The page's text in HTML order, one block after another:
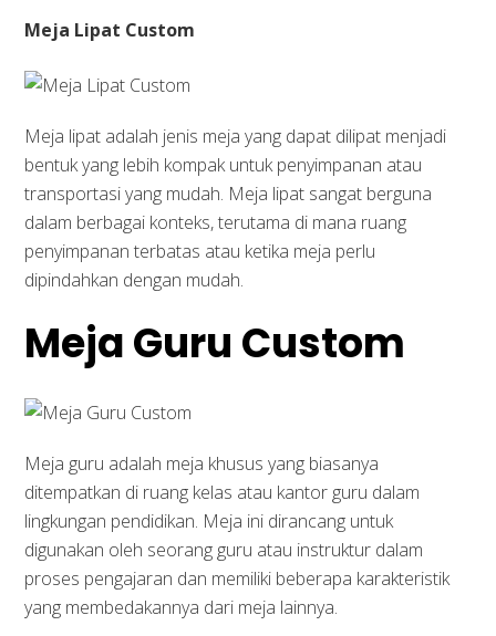
Meja Lipat Custom
Meja lipat adalah jenis meja yang dapat dilipat menjadi
bentuk yang lebih kompak untuk penyimpanan atau
transportasi yang mudah. Meja lipat sangat berguna
dalam berbagai konteks, terutama di mana ruang
penyimpanan terbatas atau ketika meja perlu
dipindahkan dengan mudah.
Meja Guru Custom
Meja guru adalah meja khusus yang biasanya
ditempatkan di ruang kelas atau kantor guru dalam
lingkungan pendidikan. Meja ini dirancang untuk
digunakan oleh seorang guru atau instruktur dalam
proses pengajaran dan memiliki beberapa karakteristik
yang membedakannya dari meja lainnya.